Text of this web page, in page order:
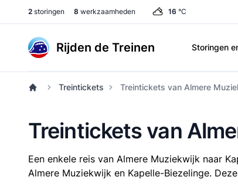
2 storingen 8 werkzaamheden 16 °C
Rijden de Treinen Storingen
Treintickets Treintickets van Almere
Treintickets van
Een enkele reis van Almere Muziekwijk naar
Almere Muziekwijk en Kapelle-Biezelinge.